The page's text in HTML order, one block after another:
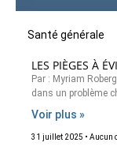
Santé générale
LES PIÈGES À
Par : Myriam
dans un problème
Voir plus »
31 juillet 2025 Aucun